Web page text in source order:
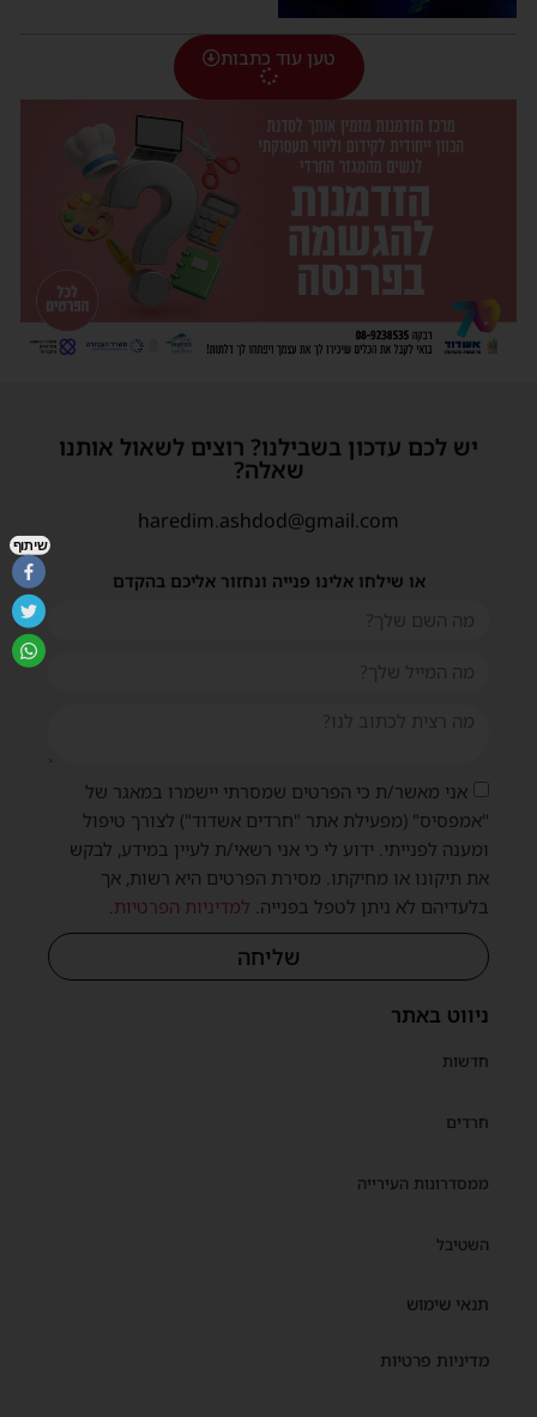
טען עוד כתבות
ניווט באתר
חדשות
חרדים
ממסדרונות העירייה
השטיבל
תנאי שימוש
מדיניות פרטיות
יש לכם עדכון בשבילנו? רוצים לשאול אותנו
שאלה?
haredim.ashdod@gmail.com
או שילחו אלינו פנייה ונחזור אליכם בהקדם
אני מאשר/ת כי הפרטים שמסרתי יישמרו במאגר של
"אמפסיס" (מפעילת אתר "חרדים אשדוד") לצורך טיפול
ומענה לפנייתי. ידוע לי כי אני רשאי/ת לעיין במידע, לבקש
את תיקונו או מחיקתו. מסירת הפרטים היא רשות, אך
בלעדיהם לא ניתן לטפל בפנייה. למדיניות הפרטיות
שליחה
שיתוף